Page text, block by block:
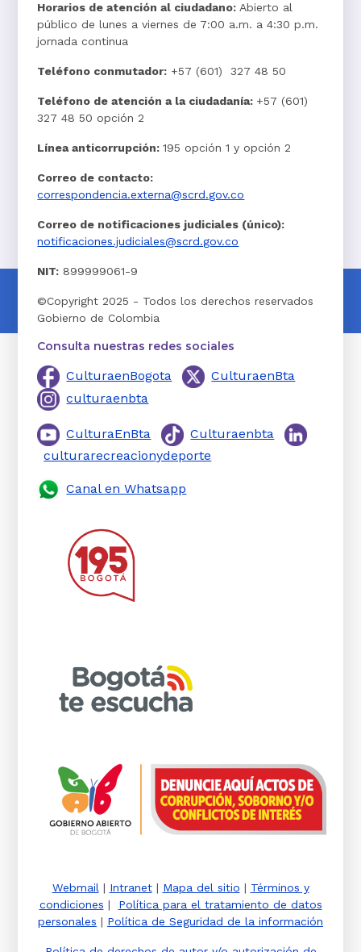
Horarios de atención al ciudadano:Abierto al
público de lunes a viernes de 7:00 a.m. a 4:30 p.m.
jornada continua
Teléfono conmutador: +57 (601) 327 48 50
Teléfono de atención a la ciudadanía: +57 (601)
327 48 50 opción 2
Línea anticorrupción:195 opción 1 y opción 2
Correo de contacto:
correspondencia.externa@scrd.gov.co
Correo de notificaciones judiciales (único):
notificaciones.judiciales@scrd.gov.co
NIT: 899999061-9
©Copyright 2025 - Todos los derechos reservados
Gobierno de Colombia
Consulta nuestras redes sociales
CulturaenBogota
CulturaenBta
culturaenbta
CulturaEnBta
Culturaenbta
culturarecreacionydeporte
Canal en Whatsapp
Webmail | Intranet| Mapa del sitio | Términos y
condiciones | Política para el tratamiento de datos
personales | Política de Seguridad de la información